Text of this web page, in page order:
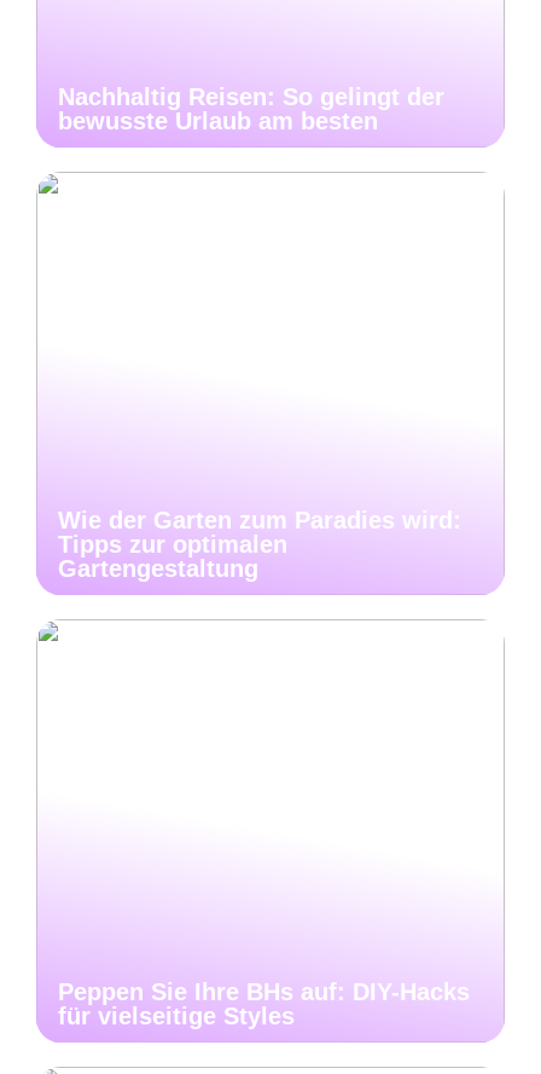
Nachhaltig Reisen: So gelingt der
bewusste Urlaub am besten
Wie der Garten zum Paradies wird:
Tipps zur optimalen
Gartengestaltung
Peppen Sie Ihre BHs auf: DIY-Hacks
für vielseitige Styles